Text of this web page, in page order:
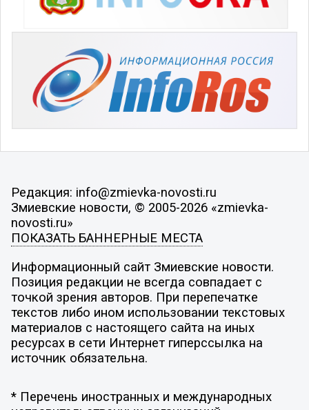
Редакция: info@zmievka-novosti.ru
Змиевские новости, © 2005-2026 «zmievka-
novosti.ru»
ПОКАЗАТЬ БАННЕРНЫЕ МЕСТА
Информационный сайт Змиевские новости.
Позиция редакции не всегда совпадает с
точкой зрения авторов. При перепечатке
текстов либо ином использовании текстовых
материалов с настоящего сайта на иных
ресурсах в сети Интернет гиперссылка на
источник обязательна.
* Перечень иностранных и международных